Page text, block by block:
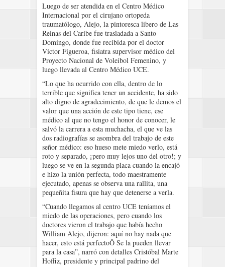
Luego de ser atendida en el Centro Médico
Internacional por el cirujano ortopeda
traumatólogo, Alejo, la pintoresca libero de Las
Reinas del Caribe fue trasladada a Santo
Domingo, donde fue recibida por el doctor
Víctor Figueroa, fisiatra supervisor médico del
Proyecto Nacional de Voleibol Femenino, y
luego llevada al Centro Médico UCE.
“Lo que ha ocurrido con ella, dentro de lo
terrible que significa tener un accidente, ha sido
alto digno de agradecimiento, de que le demos el
valor que una acción de este tipo tiene, ese
médico al que no tengo el honor de conocer, le
salvó la carrera a esta muchacha, el que ve las
dos radiografías se asombra del trabajo de este
señor médico: eso hueso mete miedo verlo, está
roto y separado, ¡pero muy lejos uno del otro!; y
luego se ve en la segunda placa cuando la encajó
e hizo la unión perfecta, todo maestramente
ejecutado, apenas se observa una rallita, una
pequeñita fisura que hay que detenerse a verla.
“Cuando llegamos al centro UCE teníamos el
miedo de las operaciones, pero cuando los
doctores vieron el trabajo que había hecho
William Alejo, dijeron: aquí no hay nada que
hacer, esto está perfectoÖ Se la pueden llevar
para la casa”, narró con detalles Cristóbal Marte
Hoffiz, presidente y principal padrino del